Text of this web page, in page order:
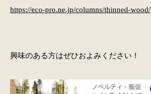
https://eco-pro.ne.jp/columns/thinned-wood/
興味のある方はぜひおよみください！